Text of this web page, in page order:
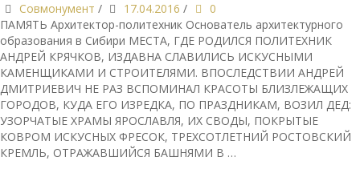
Совмонумент / 17.04.2016 /
0
ПАМЯТЬ Архитектор-политехник Основатель архитектурного
образования в Сибири МЕСТА, ГДЕ РОДИЛСЯ ПОЛИТЕХНИК
АНДРЕЙ КРЯЧКОВ, ИЗДАВНА СЛАВИЛИСЬ ИСКУСНЫМИ
КАМЕНЩИКАМИ И СТРОИТЕЛЯМИ. ВПОСЛЕДСТВИИ АНДРЕЙ
ДМИТРИЕВИЧ НЕ РАЗ ВСПОМИНАЛ КРАСОТЫ БЛИЗЛЕЖАЩИХ
ГОРОДОВ, КУДА ЕГО ИЗРЕДКА, ПО ПРАЗДНИКАМ, ВОЗИЛ ДЕД:
УЗОРЧАТЫЕ ХРАМЫ ЯРОСЛАВЛЯ, ИХ СВОДЫ, ПОКРЫТЫЕ
КОВРОМ ИСКУСНЫХ ФРЕСОК, ТРЕХСОТЛЕТНИЙ РОСТОВСКИЙ
КРЕМЛЬ, ОТРАЖАВШИЙСЯ БАШНЯМИ В …